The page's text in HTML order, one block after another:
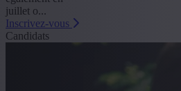
juillet o...
Inscrivez-vous
Candidats